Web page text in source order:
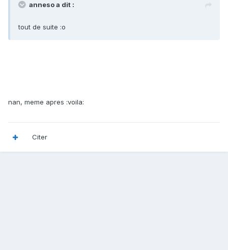
anneso a dit :
tout de suite :o
nan, meme apres :voila:
Citer